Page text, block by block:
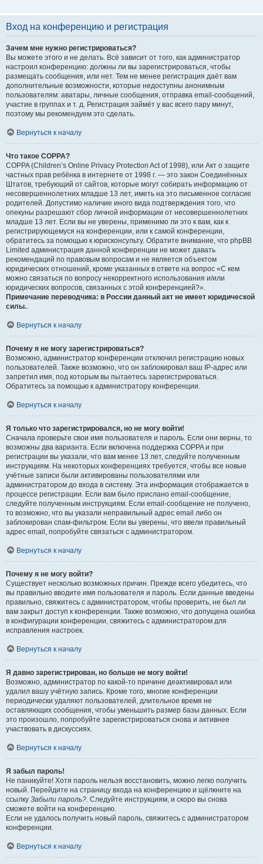
Вход на конференцию и регистрация
Зачем мне нужно регистрироваться?
Вы можете этого и не делать. Всё зависит от того, как администратор
настроил конференцию: должны ли вы зарегистрироваться, чтобы
размещать сообщения, или нет. Тем не менее регистрация даёт вам
дополнительные возможности, которые недоступны анонимным
пользователям: аватары, личные сообщения, отправка email-сообщений,
участие в группах и т. д. Регистрация займёт у вас всего пару минут,
поэтому мы рекомендуем это сделать.
Вернуться к началу
Что такое COPPA?
COPPA (Children’s Online Privacy Protection Act of 1998), или Акт о защите
частных прав ребёнка в интернете от 1998 г. — это закон Соединённых
Штатов, требующий от сайтов, которые могут собирать информацию от
несовершеннолетних младше 13 лет, иметь на это письменное согласие
родителей. Допустимо наличие иного вида подтверждения того, что
опекуны разрешают сбор личной информации от несовершеннолетних
младше 13 лет. Если вы не уверены, применимо ли это к вам, как к
регистрирующемуся на конференции, или к самой конференции,
обратитесь за помощью к юрисконсульту. Обратите внимание, что phpBB
Limited администрация данной конференции не может давать
рекомендаций по правовым вопросам и не является объектом
юридических отношений, кроме указанных в ответе на вопрос «С кем
можно связаться по вопросу некорректного использования и/или
юридических вопросов, связанных с этой конференцией?».
Примечание переводчика: в России данный акт не имеет юридической
силы..
Вернуться к началу
Почему я не могу зарегистрироваться?
Возможно, администратор конференции отключил регистрацию новых
пользователей. Также возможно, что он заблокировал ваш IP-адрес или
запретил имя, под которым вы пытаетесь зарегистрироваться.
Обратитесь за помощью к администратору конференции.
Вернуться к началу
Я только что зарегистрировался, но не могу войти!
Сначала проверьте свои имя пользователя и пароль. Если они верны, то
возможны два варианта. Если включена поддержка COPPA и при
регистрации вы указали, что вам менее 13 лет, следуйте полученным
инструкциям. На некоторых конференциях требуется, чтобы все новые
учётные записи были активированы пользователями или
администратором до входа в систему. Эта информация отображается в
процессе регистрации. Если вам было прислано email-сообщение,
следуйте полученным инструкциям. Если email-сообщение не получено,
то возможно, что вы указали неправильный адрес email либо он
заблокирован спам-фильтром. Если вы уверены, что ввели правильный
адрес email, попробуйте связаться с администратором.
Вернуться к началу
Почему я не могу войти?
Существует несколько возможных причин. Прежде всего убедитесь, что
вы правильно вводите имя пользователя и пароль. Если данные введены
правильно, свяжитесь с администратором, чтобы проверить, не был ли
вам закрыт доступ к конференции. Также возможно, что допущена ошибка
в конфигурации конференции, свяжитесь с администратором для
исправления настроек.
Вернуться к началу
Я давно зарегистрирован, но больше не могу войти!
Возможно, администратор по какой-то причине деактивировал или
удалил вашу учётную запись. Кроме того, многие конференции
периодически удаляют пользователей, длительное время не
оставляющих сообщения, чтобы уменьшить размер базы данных. Если
это произошло, попробуйте зарегистрироваться снова и активнее
участвовать в дискуссиях.
Вернуться к началу
Я забыл пароль!
Не паникуйте! Хотя пароль нельзя восстановить, можно легко получить
новый. Перейдите на страницу входа на конференцию и щёлкните на
ссылку Забыли пароль?. Следуйте инструкциям, и скоро вы снова
сможете войти на конференцию.
Если не удалось получить новый пароль, свяжитесь с администратором
конференции.
Вернуться к началу